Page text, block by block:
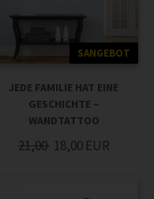
SANGEBOT
JEDE FAMILIE HAT EINE
GESCHICHTE –
WANDTATTOO
21,00 18,00 EUR